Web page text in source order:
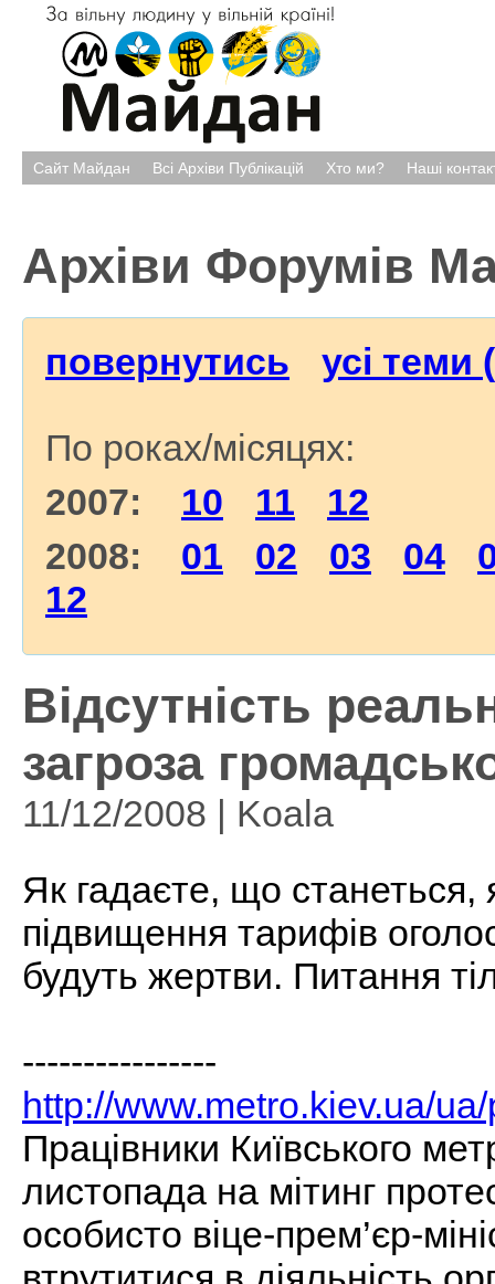
Сайт Майдан Всі Архіви Публікацій Хто ми? Наші
Архіви Форумів
повернутись усі теми
По роках/місяцях:
2007: 10 11
12
2008: 01 02 03 04
12
Відсутність
загроза
11/12/2008 | Koala
Як гадаєте, що станеться,
підвищення тарифів
будуть жертви. Питання
----------------
http://www.metro.kiev.ua/
Працівники Київського
листопада на мітинг
особисто віце-прем’єр-